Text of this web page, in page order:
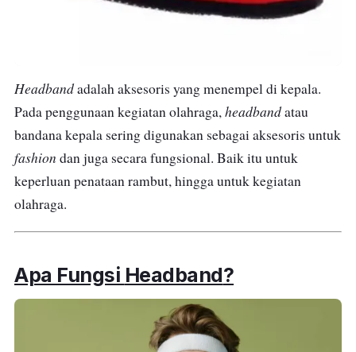
Headbandadalah aksesoris yang menempel di kepala.
Pada penggunaan kegiatan olahraga,headbandatau
bandana kepala sering digunakan sebagai aksesoris untuk
fashion dan juga secara fungsional. Baik itu untuk
keperluan penataan rambut, hingga untuk kegiatan
olahraga.
Apa Fungsi Headband?